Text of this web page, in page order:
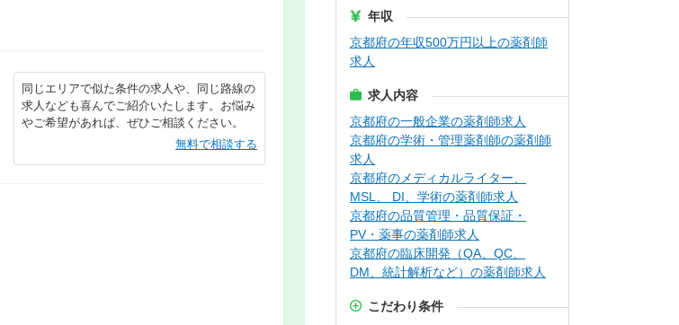
同じエリアで似た条件の求人や、同じ路線の
求人なども喜んでご紹介いたします。お悩み
やご希望があれば、ぜひご相談ください。
無料で相談する
年収
京都府の年収500万円以上の薬剤師
求人
求人内容
京都府の一般企業の薬剤師求人
京都府の学術・管理薬剤師の薬剤師
求人
京都府のメディカルライター、
MSL、 DI、学術の薬剤師求人
京都府の品質管理・品質保証・
PV・薬事の薬剤師求人
京都府の臨床開発（QA、QC、
DM、統計解析など）の薬剤師求人
こだわり条件